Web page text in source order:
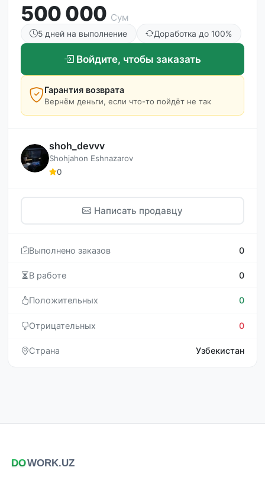
500 000 Сум
5 дней на выполнение Доработка до 100%
Войдите, чтобы заказать
Гарантия возврата
Вернём деньги, если что-то пойдёт не так
shoh_devvv
Shohjahon Eshnazarov
0
Написать продавцу
Выполнено заказов 0
В работе 0
Положительных 0
Отрицательных 0
Страна Узбекистан